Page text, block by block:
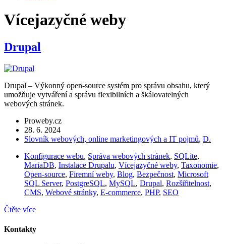
Vícejazyčné weby
Drupal
Drupal – Výkonný open-source systém pro správu obsahu, který
umožňuje vytváření a správu flexibilních a škálovatelných
webových stránek.
Proweby.cz
28. 6. 2024
Slovník webových, online marketingových a IT pojmů, D.
Konfigurace webu, Správa webových stránek, SQLite,
MariaDB, Instalace Drupalu, Vícejazyčné weby, Taxonomie,
Open-source, Firemní weby, Blog, Bezpečnost, Microsoft
SQL Server, PostgreSQL, MySQL, Drupal, Rozšiřitelnost,
CMS, Webové stránky, E-commerce, PHP, SEO
Čtěte více
Kontakty